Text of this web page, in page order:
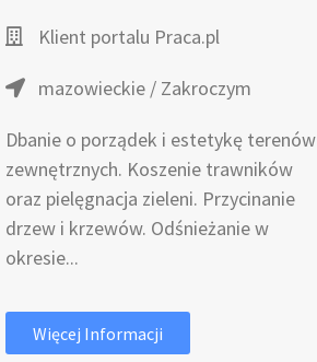
Klient portalu Praca.pl
mazowieckie / Zakroczym
Dbanie o porządek i estetykę terenów
zewnętrznych. Koszenie trawników
oraz pielęgnacja zieleni. Przycinanie
drzew i krzewów. Odśnieżanie w
okresie...
Więcej Informacji